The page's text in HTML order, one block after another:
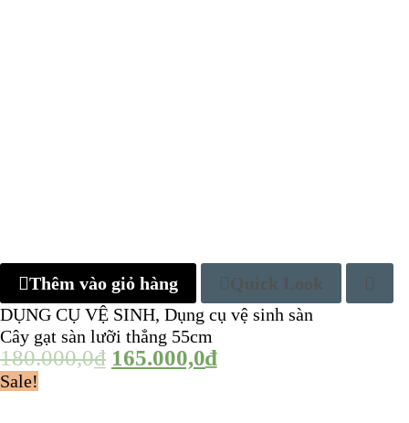
Thêm vào giỏ hàng
Quick Look
DỤNG CỤ VỆ SINH, Dụng cụ vệ sinh sàn
Cây gạt sàn lưỡi thẳng 55cm
180.000,0₫ 165.000,0₫
Sale!